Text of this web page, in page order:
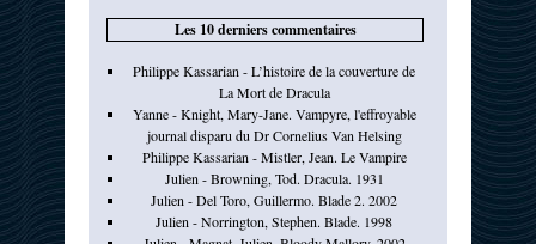
Les 10 derniers commentaires
Philippe Kassarian - L’histoire de la couverture de
La Mort de Dracula
Yanne - Knight, Mary-Jane. Vampyre, l'effroyable
journal disparu du Dr Cornelius Van Helsing
Philippe Kassarian - Mistler, Jean. Le Vampire
Julien - Browning, Tod. Dracula. 1931
Julien - Del Toro, Guillermo. Blade 2. 2002
Julien - Norrington, Stephen. Blade. 1998